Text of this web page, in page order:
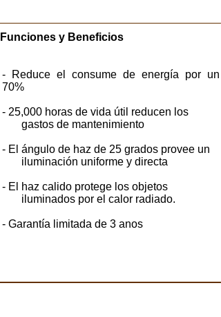
Funciones y Beneficios
- Reduce el consume de energía por un
70%
- 25,000 horas de vida útil reducen los
gastos de mantenimiento
- El ángulo de haz de 25 grados provee un
iluminación uniforme y directa
- El haz calido protege los objetos
iluminados por el calor radiado.
- Garantía limitada de 3 anos